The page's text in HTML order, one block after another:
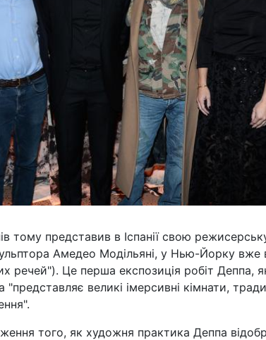
тому представив в Іспанії свою
Амедео Модільяні, у Нью-Йорку вже
речей"). Це перша експозиція робіт Деппа,
великі імерсивні кімнати,
того, як художня практика Деппа